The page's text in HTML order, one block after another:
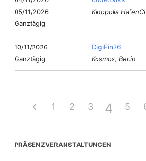
05/11/2026
Ganztägig
Kinopolis
10/11/2026
Ganztägig
DigiFin26
Kosmos, Berlin
1 2 3 4 5
PRÄSENZVERANSTALTUNGEN